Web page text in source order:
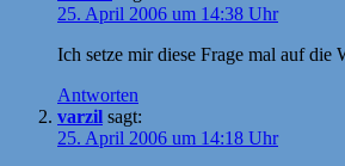
25. April 2006 um 14:38 Uhr
Ich setze mir diese Frage mal auf die
Antworten
varzil sagt:
25. April 2006 um 14:18 Uhr